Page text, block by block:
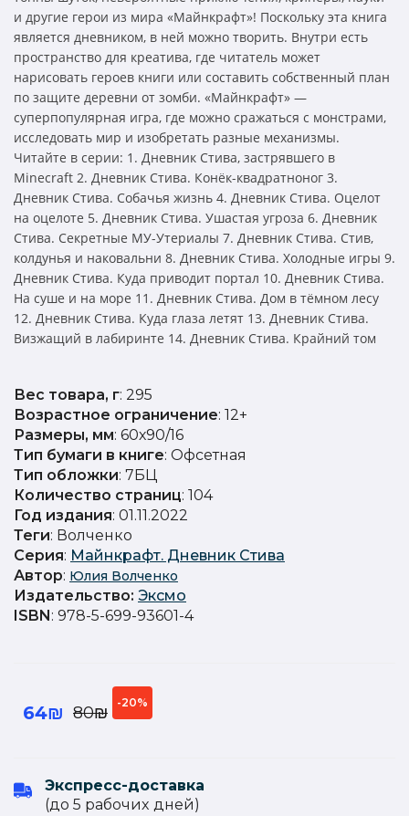
и другие герои из мира «Майнкрафт»! Поскольку эта книга
является дневником, в ней можно творить. Внутри есть
пространство для креатива, где читатель может
нарисовать героев книги или составить собственный план
по защите деревни от зомби. «Майнкрафт» —
суперпопулярная игра, где можно сражаться с монстрами,
исследовать мир и изобретать разные механизмы.
Читайте в серии: 1. Дневник Стива, застрявшего в
Minecraft 2. Дневник Стива. Конёк-квадратноног 3.
Дневник Стива. Собачья жизнь 4. Дневник Стива. Оцелот
на оцелоте 5. Дневник Стива. Ушастая угроза 6. Дневник
Стива. Секретные МУ-Утериалы 7. Дневник Стива. Стив,
колдунья и наковальни 8. Дневник Стива. Холодные игры 9.
Дневник Стива. Куда приводит портал 10. Дневник Стива.
На суше и на море 11. Дневник Стива. Дом в тёмном лесу
12. Дневник Стива. Куда глаза летят 13. Дневник Стива.
Визжащий в лабиринте 14. Дневник Стива. Крайний том
Вес товара, г: 295
Возрастное ограничение: 12+
Размеры, мм: 60х90/16
Тип бумаги в книге: Офсетная
Тип обложки: 7БЦ
Количество страниц: 104
Год издания: 01.11.2022
Теги: Волченко
Серия: Майнкрафт. Дневник Стива
Автор: Юлия Волченко
Издательство: Эксмо
ISBN: 978-5-699-93601-4
64₪ 80₪
-20%
Экспресс-доставка
(до 5 рабочиx дней)